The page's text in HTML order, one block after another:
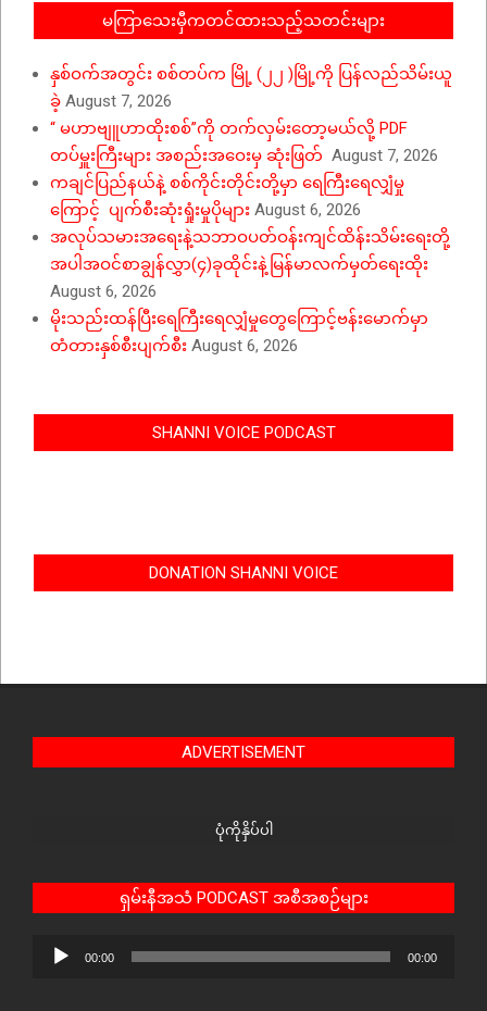
မကြာသေးမှီကတင်ထားသည့်သတင်းများ
နှစ်ဝက်အတွင်း စစ်တပ်က မြို့ (၂၂ )မြို့ကို ပြန်လည်သိမ်းယူ
ခဲ့ August 7, 2026
“ မဟာဗျူဟာထိုးစစ်”ကို တက်လှမ်းတော့မယ်လို့ PDF
တပ်မှူးကြီးများ အစည်းအဝေးမှ ဆုံးဖြတ် August 7, 2026
ကချင်ပြည်နယ်နဲ့ စစ်ကိုင်းတိုင်းတို့မှာ ရေကြီးရေလျှံမှု
ကြောင့် ပျက်စီးဆုံးရှုံးမှုပိုများ August 6, 2026
အလုပ်သမားအရေးနဲ့သဘာဝပတ်ဝန်းကျင်ထိန်းသိမ်းရေးတို့
အပါအဝင်စာချွန်လွှာ(၄)ခုထိုင်းနဲ့မြန်မာလက်မှတ်ရေးထိုး
August 6, 2026
မိုးသည်းထန်ပြီးရေကြီးရေလျှံမှုတွေကြောင့်ဗန်းမောက်မှာ
တံတားနှစ်စီးပျက်စီး August 6, 2026
SHANNI VOICE PODCAST
DONATION SHANNI VOICE
ADVERTISEMENT
ပုံကိုနှိပ်ပါ
ရှမ်းနီအသံ PODCAST အစီအစဉ်များ
Audio
00:00 00:00